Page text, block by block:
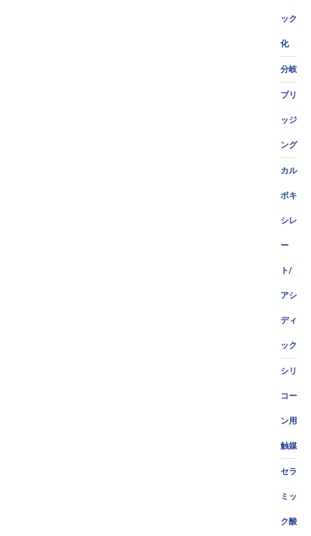
ック
化
分岐
ブリ
ッジ
ング
カル
ボキ
シレ
ー
ト/
アシ
ディ
ック
シリ
コー
ン用
触媒
セラ
ミッ
ク酸